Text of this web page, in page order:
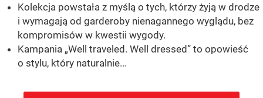
Kolekcja powstała z myślą o tych, którzy żyją w drodze
i wymagają od garderoby nienagannego wyglądu, bez
kompromisów w kwestii wygody.
Kampania „Well traveled. Well dressed” to opowieść
o stylu, który naturalnie...